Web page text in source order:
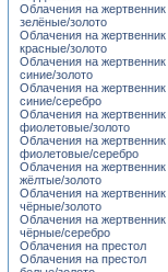
Облачения на жертвенник
зелёные/золото
Облачения на жертвенник
красные/золото
Облачения на жертвенник
синие/золото
Облачения на жертвенник
синие/серебро
Облачения на жертвенник
фиолетовые/золото
Облачения на жертвенник
фиолетовые/серебро
Облачения на жертвенник
жёлтые/золото
Облачения на жертвенник
чёрные/золото
Облачения на жертвенник
чёрные/серебро
Облачения на престол
Облачения на престол